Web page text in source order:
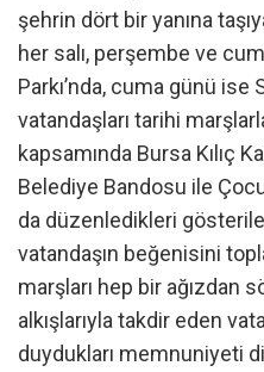
şehrin dört bir yanına
her salı, perşembe ve
Parkı’nda, cuma günü ise
vatandaşları tarihi
kapsamında Bursa Kılıç
Belediye Bandosu ile
da düzenledikleri
vatandaşın beğenisini
marşları hep bir ağızdan
alkışlarıyla takdir eden
duydukları memnuniyeti